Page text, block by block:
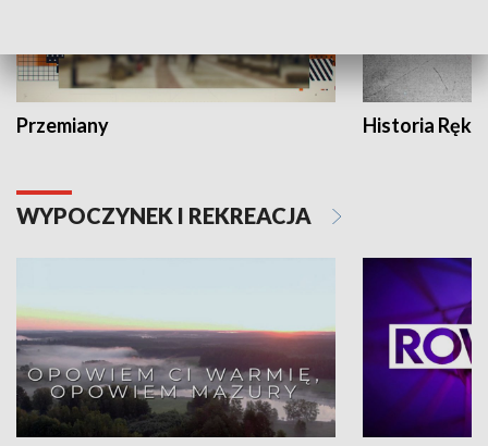
Przemiany Historia Ręką
WYPOCZYNEK I REKREACJA